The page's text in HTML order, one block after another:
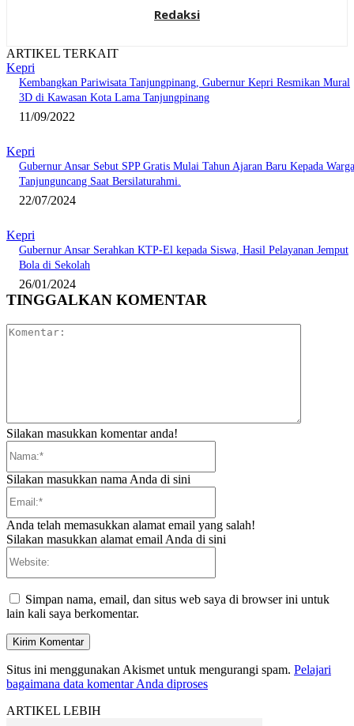
Redaksi
ARTIKEL TERKAIT
Kepri
Kembangkan Pariwisata Tanjungpinang, Gubernur Kepri Resmikan Mural
3D di Kawasan Kota Lama Tanjungpinang
11/09/2022
Kepri
Gubernur Ansar Sebut SPP Gratis Mulai Tahun Ajaran Baru Kepada Warga
Tanjunguncang Saat Bersilaturahmi.
22/07/2024
Kepri
Gubernur Ansar Serahkan KTP-El kepada Siswa, Hasil Pelayanan Jemput
Bola di Sekolah
26/01/2024
TINGGALKAN KOMENTAR
Silakan masukkan komentar anda!
Silakan masukkan nama Anda di sini
Anda telah memasukkan alamat email yang salah!
Silakan masukkan alamat email Anda di sini
Simpan nama, email, dan situs web saya di browser ini untuk
lain kali saya berkomentar.
Situs ini menggunakan Akismet untuk mengurangi spam. Pelajari
bagaimana data komentar Anda diproses
ARTIKEL LEBIH